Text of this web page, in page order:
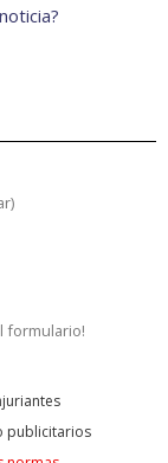
)
formulario!
publicitarios